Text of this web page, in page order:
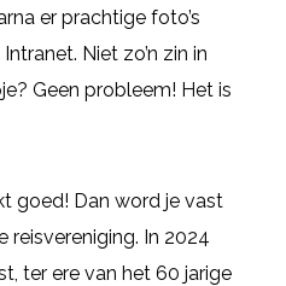
er prachtige foto’s
Niet zo’n zin in
Geen probleem! Het is
goed! Dan word je vast
reisvereniging. In 2024
ter ere van het 60 jarige